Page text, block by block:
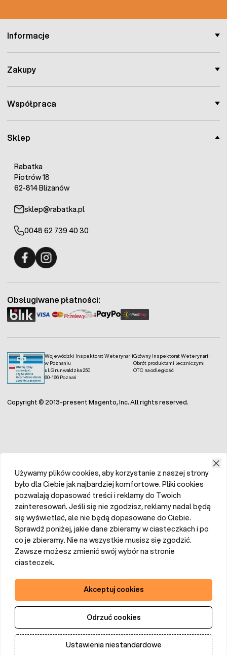
Sklep
Rabatka
Piotrów 18
62-814 Blizanów
sklep@rabatka.pl
0048 62 739 40 30
Informacje
Zakupy
Współpraca
Wojewódzki Inspektorat Weterynarii
w Poznaniu
ul. Grunwaldzka 250
60-166 Poznań
Główny Inspektorat Weterynarii
Obrót produktami leczniczymi
OTC na odległość
Obsługiwane płatności:
Copyright © 2013-present Magento, Inc. All rights reserved.
Używamy plików cookies, aby korzystanie z naszej strony
było dla Ciebie jak najbardziej komfortowe. Pliki cookies
pozwalają dopasować treści i reklamy do Twoich
zainteresowań. Jeśli się nie zgodzisz, reklamy nadal będą
się wyświetlać, ale nie będą dopasowane do Ciebie.
Sprawdź poniżej, jakie dane zbieramy w ciasteczkach i po
co je zbieramy. Nie na wszystkie musisz się zgodzić.
Zawsze możesz zmienić swój wybór na stronie
ciasteczek.
Akceptuj cookies
Odrzuć cookies
Ustawienia niestandardowe